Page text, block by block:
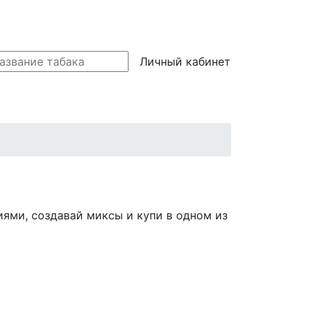
Личный кабинет
создавай миксы и купи в одном из